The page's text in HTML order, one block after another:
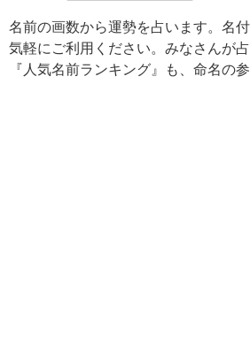
名前の画数から運勢を占います。名
気軽にご利用ください。みなさんが
『人気名前ランキング』も、命名の